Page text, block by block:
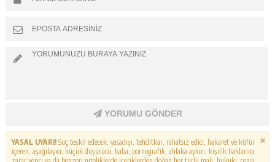
YORUMU GÖNDER
YASAL UYARI!Suç teşkil edecek, yasadışı, tehditkar, rahatsız edici, hakaret ve küfür
içeren, aşağılayıcı, küçük düşürücü, kaba, pornografik, ahlaka aykırı, kişilik haklarına
zarar verici ya da benzeri niteliklerde içeriklerden doğan her türlü mali, hukuki, cezai,